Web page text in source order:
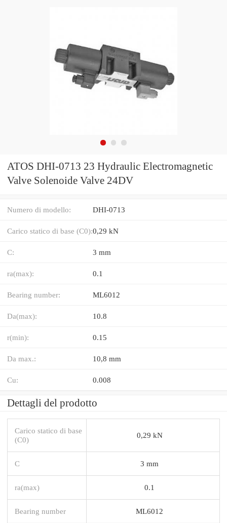
ATOS DHI-0713 23 Hydraulic Electromagnetic
Valve Solenoide Valve 24DV
Numero di modello: DHI-0713
Carico statico di base (C0):0,29 kN
C: 3 mm
ra(max): 0.1
Bearing number: ML6012
Da(max): 10.8
r(min): 0.15
Da max.: 10,8 mm
Cu: 0.008
Dettagli del prodotto
Carico statico di base
(C0)
0,29 kN
C 3 mm
ra(max) 0.1
Bearing number ML6012